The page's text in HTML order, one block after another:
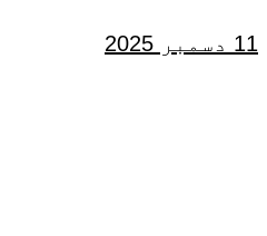
11 دسمبر 2025